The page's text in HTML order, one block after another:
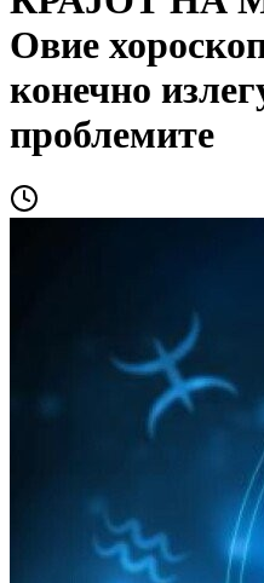
Овие
конечно
проблемите